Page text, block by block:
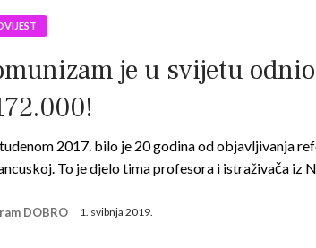
je u svijetu
2017. bilo je 20 godina od objavljivanja
To je djelo tima profesora i istraživača iz
DOBRO 1. svibnja 2019.